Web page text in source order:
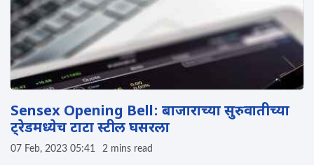
Sensex Opening Bell: बाजाराच्या सुरुवातीच्या
ट्रेडमध्येच टाटा स्टील घसरला
07 Feb, 2023 05:41 2 mins read